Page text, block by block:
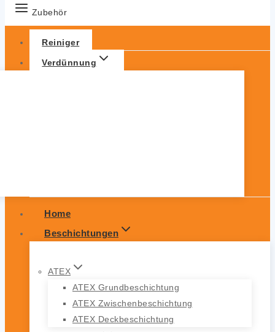
Zubehör
Reiniger
Verdünnung
Home
Beschichtungen
ATEX
ATEX Grundbeschichtung
ATEX Zwischenbeschichtung
ATEX Deckbeschichtung